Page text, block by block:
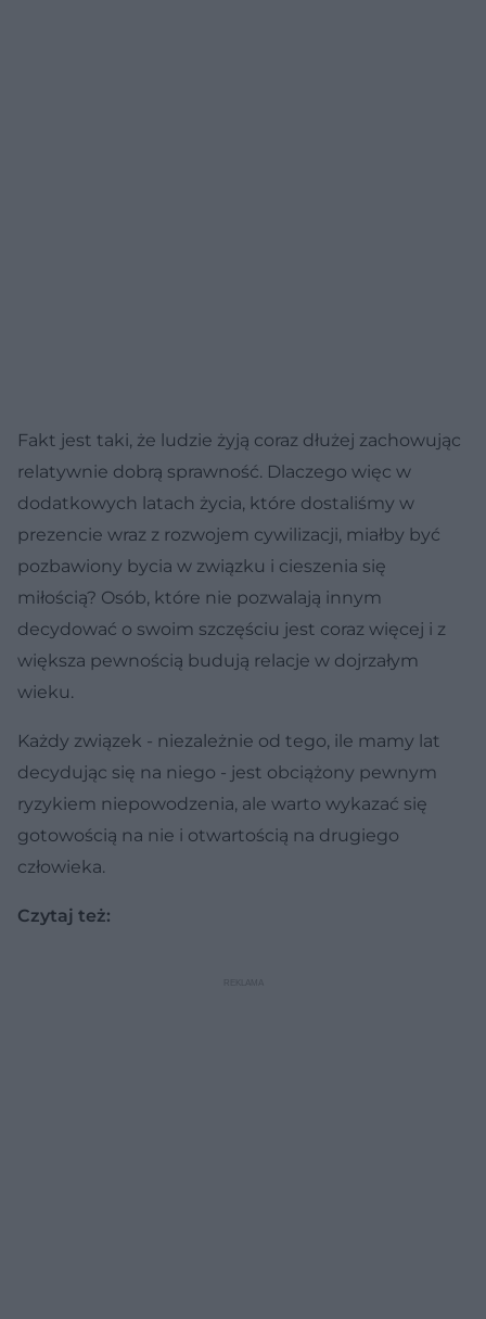
Fakt jest taki, że ludzie żyją coraz dłużej zachowując
relatywnie dobrą sprawność. Dlaczego więc w
dodatkowych latach życia, które dostaliśmy w
prezencie wraz z rozwojem cywilizacji, miałby być
pozbawiony bycia w związku i cieszenia się
miłością? Osób, które nie pozwalają innym
decydować o swoim szczęściu jest coraz więcej i z
większa pewnością budują relacje w dojrzałym
wieku.
Każdy związek - niezależnie od tego, ile mamy lat
decydując się na niego - jest obciążony pewnym
ryzykiem niepowodzenia, ale warto wykazać się
gotowością na nie i otwartością na drugiego
człowieka.
Czytaj też: